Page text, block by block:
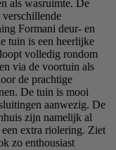
als wasruimte. De
verschillende
Formani deur- en
tuin is een heerlijke
volledig rondom
via de voortuin als
de prachtige
De tuin is mooi
aanwezig. De
zijn namelijk al
een extra riolering. Ziet
zo enthousiast